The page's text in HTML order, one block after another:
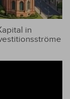
in